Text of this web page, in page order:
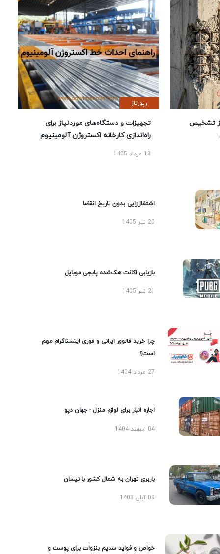
تشخیص
رپورتاژ
تجهیزات و دستگاه‌های موردنیاز برای
راه‌اندازی کارخانه اکستروژن آلومینیوم
13 مرداد 1405
اشتغال‌زایی بدون تاریخ انقضا
20 تیر 1405
بازیابی اکانت هک‌شده پابجی موبایل
چرا خرید فالوور ایرانی و فوری اینستاگرام مهم
است؟
27 مرداد 1404
اجاره انبار برای لوازم منزل - جهان دپو
04 اسفند 1404
باربری تهران به شمال کشور با نیسان
09 آبان 1403
خواص و فواید سدیم بنزوات برای پوست و